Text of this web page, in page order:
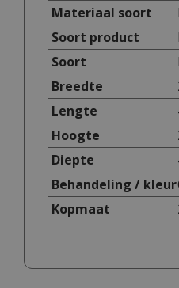
Materiaal soort
Soort product
Soort
Breedte
Lengte
Hoogte
Diepte
Behandeling / kleur
Kopmaat